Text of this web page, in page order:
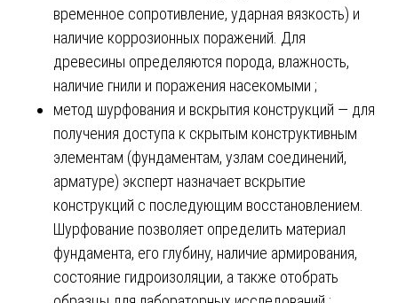
временное сопротивление, ударная вязкость) и
наличие коррозионных поражений. Для
древесины определяются порода, влажность,
наличие гнили и поражения насекомыми ;
метод шурфования и вскрытия конструкций — для
получения доступа к скрытым конструктивным
элементам (фундаментам, узлам соединений,
арматуре) эксперт назначает вскрытие
конструкций с последующим восстановлением.
Шурфование позволяет определить материал
фундамента, его глубину, наличие армирования,
состояние гидроизоляции, а также отобрать